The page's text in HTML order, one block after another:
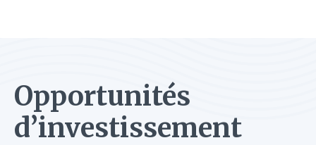
Opportunités
d’investissement